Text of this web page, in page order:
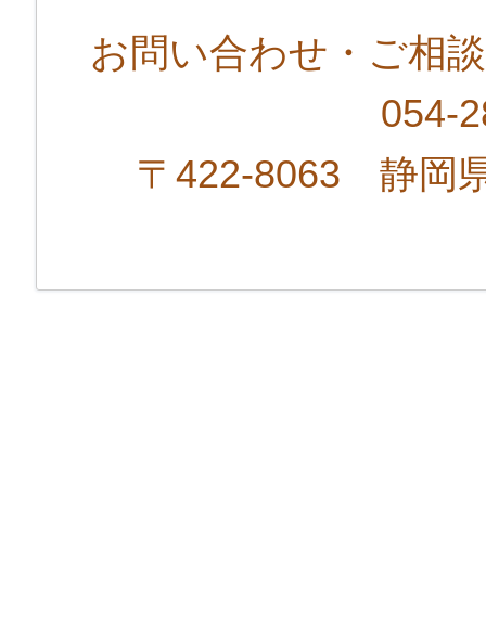
お問い合わせ・ご相
054-
〒422-8063 静岡